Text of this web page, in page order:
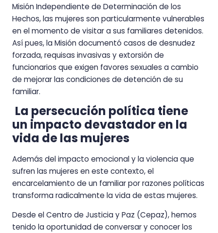
Misión Independiente de Determinación de los
Hechos, las mujeres son particularmente vulnerables
en el momento de visitar a sus familiares detenidos.
Así pues, la Misión documentó casos de desnudez
forzada, requisas invasivas y extorsión de
funcionarios que exigen favores sexuales a cambio
de mejorar las condiciones de detención de su
familiar.
La persecución política tiene
un impacto devastador en la
vida de las mujeres
Además del impacto emocional y la violencia que
sufren las mujeres en este contexto, el
encarcelamiento de un familiar por razones políticas
transforma radicalmente la vida de estas mujeres.
Desde el Centro de Justicia y Paz (Cepaz), hemos
tenido la oportunidad de conversar y conocer los